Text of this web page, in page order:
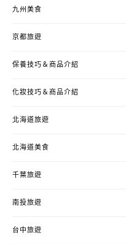
九州美食
京都旅遊
保養技巧＆商品介紹
化妝技巧＆商品介紹
北海道旅遊
北海道美食
千葉旅遊
南投旅遊
台中旅遊